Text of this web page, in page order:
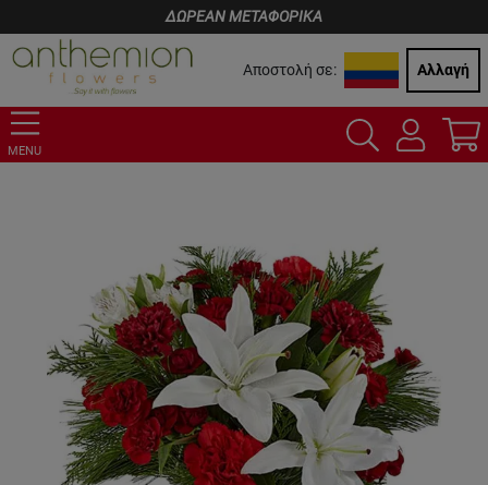
ΔΩΡΕΑΝ ΜΕΤΑΦΟΡΙΚΑ
Αποστολή σε: Αλλαγή
MENU